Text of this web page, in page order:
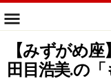
【みずがめ
田目浩美.の「